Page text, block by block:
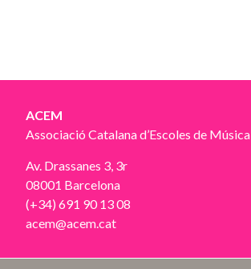
ACEM
Associació Catalana d’Escoles de Música
Av. Drassanes 3, 3r
08001 Barcelona
(+34) 691 90 13 08
acem@acem.cat